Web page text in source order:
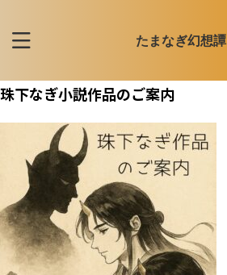
たまなぎ幻想譚
珠下なぎ小説作品のご案内